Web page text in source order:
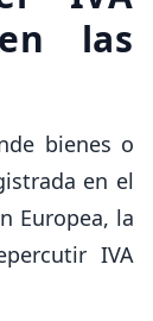
las
bienes o
en el
Europea, la
IVA